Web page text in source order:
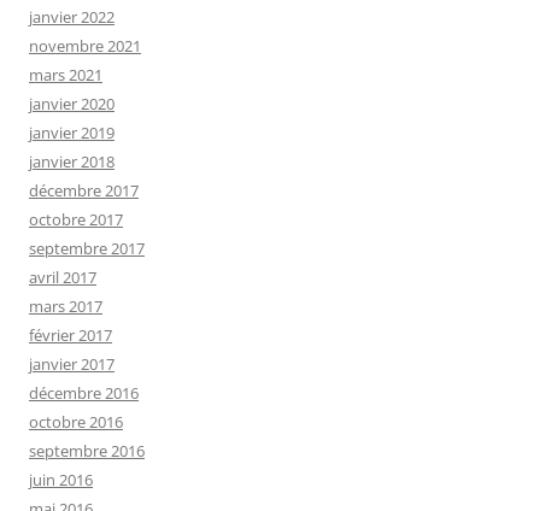
janvier 2022
novembre 2021
mars 2021
janvier 2020
janvier 2019
janvier 2018
décembre 2017
octobre 2017
septembre 2017
avril 2017
mars 2017
février 2017
janvier 2017
décembre 2016
octobre 2016
septembre 2016
juin 2016